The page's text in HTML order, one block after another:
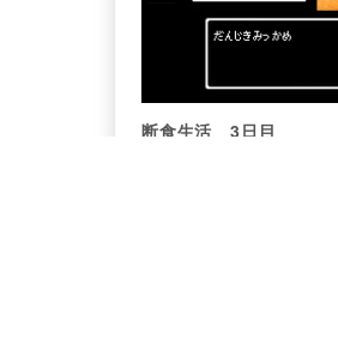
断食生活 3日目